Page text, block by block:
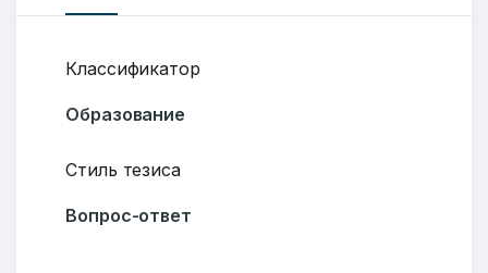
Классификатор
Образование
Стиль тезиса
Вопрос-ответ